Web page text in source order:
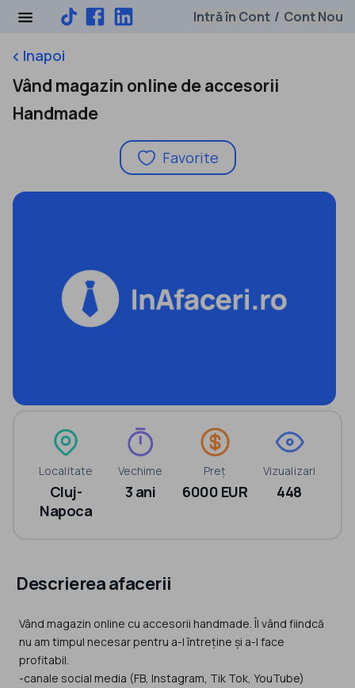
Intră în Cont / Cont Nou
keyboard_arrow_leftInapoi
Vând magazin online de accesorii
Handmade
Favorite
Localitate
Cluj-
Napoca
Vechime
3 ani
Preț
6000 EUR
Vizualizari
448
Descrierea afacerii
Vând magazin online cu accesorii handmade. Îl vând fiindcă
nu am timpul necesar pentru a-l întreține și a-l face
profitabil.
-canale social media (FB, Instagram, Tik Tok, YouTube)